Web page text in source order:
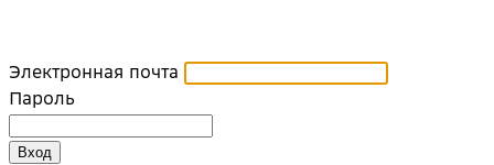
Электронная почта
Пароль